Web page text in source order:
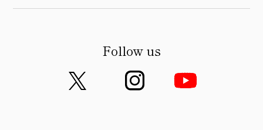
Follow us